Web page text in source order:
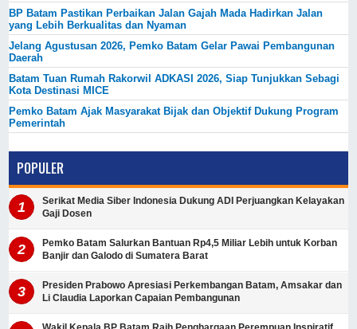
BP Batam Pastikan Perbaikan Jalan Gajah Mada Hadirkan Jalan
yang Lebih Berkualitas dan Nyaman
Jelang Agustusan 2026, Pemko Batam Gelar Pawai Pembangunan
Daerah
Batam Tuan Rumah Rakorwil ADKASI 2026, Siap Tunjukkan Sebagi
Kota Destinasi MICE
Pemko Batam Ajak Masyarakat Bijak dan Objektif Dukung Program
Pemerintah
POPULER
Serikat Media Siber Indonesia Dukung ADI Perjuangkan Kelayakan
Gaji Dosen
Pemko Batam Salurkan Bantuan Rp4,5 Miliar Lebih untuk Korban
Banjir dan Galodo di Sumatera Barat
Presiden Prabowo Apresiasi Perkembangan Batam, Amsakar dan
Li Claudia Laporkan Capaian Pembangunan